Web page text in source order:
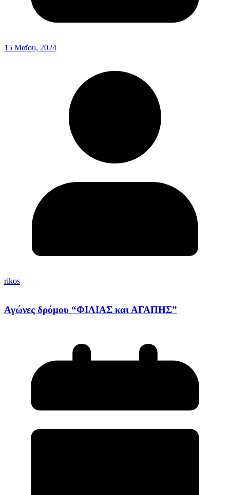
15 Μαΐου, 2024
rikos
Αγώνες δρόμου “ΦΙΛΙΑΣ και ΑΓΑΠΗΣ”